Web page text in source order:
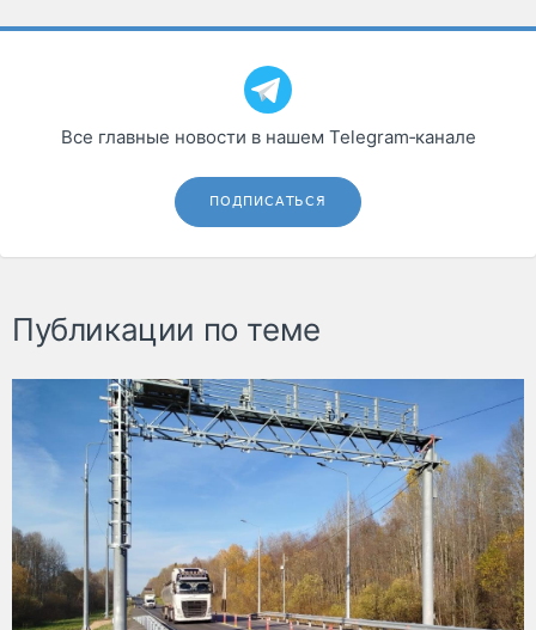
Все главные новости в нашем Telegram‑канале
ПОДПИСАТЬСЯ
Публикации по теме